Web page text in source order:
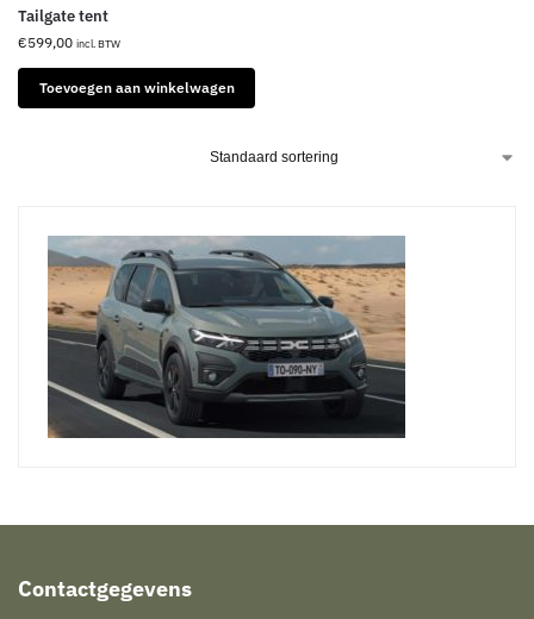
Tailgate tent
€599,00 incl. BTW
Toevoegen aan winkelwagen
Contactgegevens